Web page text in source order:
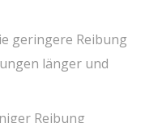
geringere Reibung
länger und
Reibung